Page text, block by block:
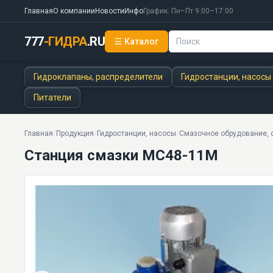
ГлавнаяО компании Новости ИнфоГрафик: Пн–Пт 9:00–17:00
777-ГИДРА.RU ☰ Каталог
Гидроклапаны, распределители Гидростанции, насосы
Питатели
Главная/ Продукция/ Гидростанции, насосы/Смазочное обрудование,
Станция смазки МС48-11М
Станция смазки МС48-11М